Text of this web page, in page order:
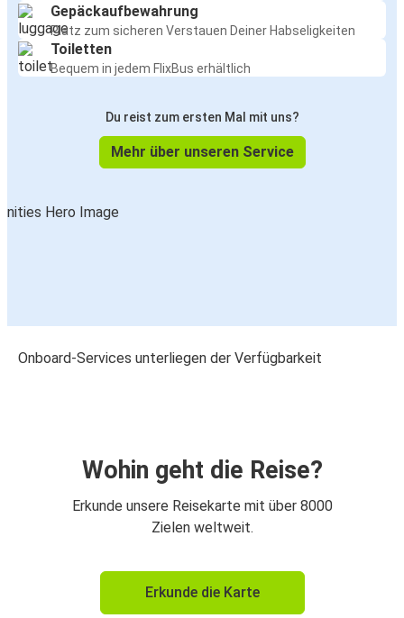
Gepäckaufbewahrung
Platz zum sicheren Verstauen Deiner Habseligkeiten
Toiletten
Bequem in jedem FlixBus erhältlich
Du reist zum ersten Mal mit uns?
Mehr über unseren Service
Onboard-Services unterliegen der Verfügbarkeit
Wohin geht die Reise?
Erkunde unsere Reisekarte mit über 8000
Zielen weltweit.
Erkunde die Karte